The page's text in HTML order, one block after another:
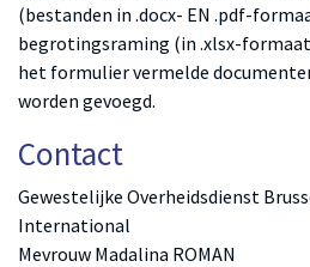
(bestanden in .docx- EN .pdf-
begrotingsraming (in .xlsx-
het formulier vermelde
worden gevoegd.
Contact
Gewestelijke Overheidsdienst
International
Mevrouw Madalina ROMAN